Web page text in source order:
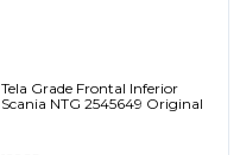
Tela Grade Frontal Inferior
Scania NTG 2545649 Original